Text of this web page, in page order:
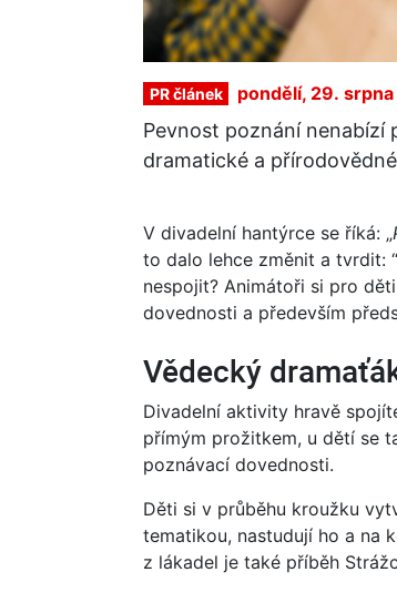
PR článek pondělí, 29.
Pevnost poznání nenabízí
dramatické a
V divadelní hantýrce se říká: „
to dalo lehce změnit a tvrdit: “
nespojit? Animátoři si pro
dovednosti a především
Vědecký
Divadelní aktivity hravě
přímým prožitkem, u dětí se
poznávací dovednosti.
Děti si v průběhu kroužku
tematikou, nastudují ho a na
z lákadel je také příběh